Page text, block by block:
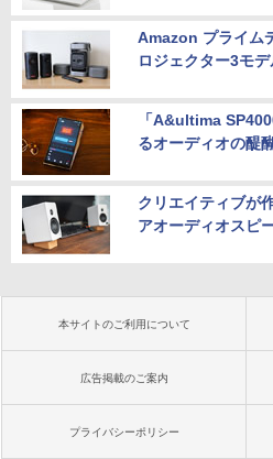
Amazon プライム
ロジェクター3モ
「A&ultima
るオーディオの醍
クリエイティブが
アオーディオスピ
本サイトのご利用について
広告掲載のご案内
プライバシーポリシー